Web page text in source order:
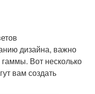
дизайна, важно
Вот несколько
вам создать